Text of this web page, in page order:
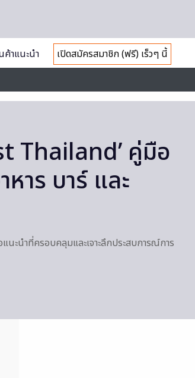
ค้าแนะนำ
เปิดสมัครสมาชิก (ฟรี) เร็วๆ นี้
Thailand’ คู่มือ
าร บาร์ และ
ะนำที่ครอบคลุมและเจาะลึกประสบการณ์การ